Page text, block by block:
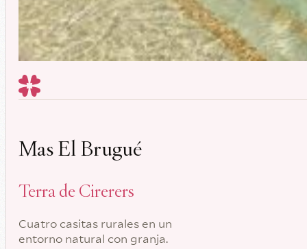
Mas El Brugué
Terra de Cirerers
Cuatro casitas rurales en un
entorno natural con granja.